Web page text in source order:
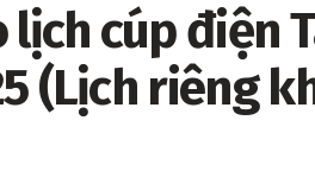
lịch cúp điện
(Lịch riêng